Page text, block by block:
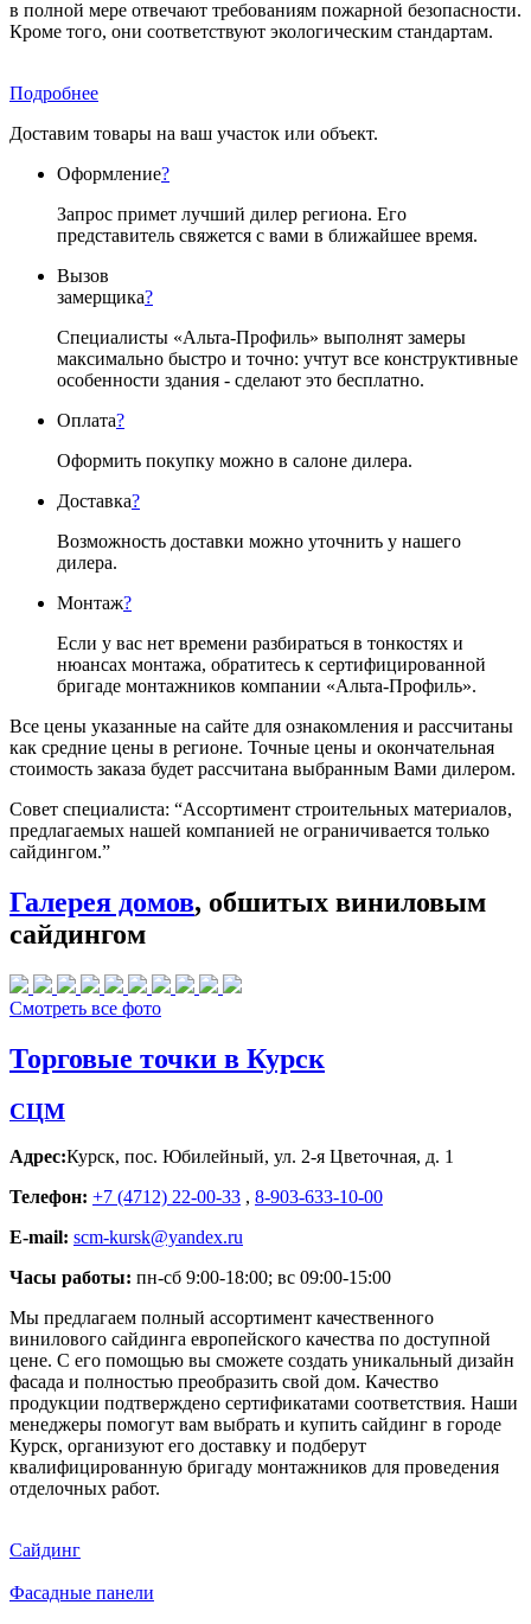
в полной мере отвечают требованиям пожарной безопасности.
Кроме того, они соответствуют экологическим стандартам.
Подробнее
Доставим товары на ваш участок или объект.
Оформление?
Запрос примет лучший дилер региона. Его
представитель свяжется с вами в ближайшее время.
Вызов
замерщика?
Специалисты «Альта-Профиль» выполнят замеры
максимально быстро и точно: учтут все конструктивные
особенности здания - сделают это бесплатно.
Оплата?
Оформить покупку можно в салоне дилера.
Доставка?
Возможность доставки можно уточнить у нашего
дилера.
Монтаж?
Если у вас нет времени разбираться в тонкостях и
нюансах монтажа, обратитесь к сертифицированной
бригаде монтажников компании «Альта-Профиль».
Все цены указанные на сайте для ознакомления и рассчитаны
как средние цены в регионе. Точные цены и окончательная
стоимость заказа будет рассчитана выбранным Вами дилером.
Совет специалиста: “Ассортимент строительных материалов,
предлагаемых нашей компанией не ограничивается только
сайдингом.”
Галерея домов, обшитых виниловым
сайдингом
Смотреть все фото
Торговые точки в Курск
СЦМ
Адрес:Курск, пос. Юбилейный, ул. 2-я Цветочная, д. 1
Телефон: +7 (4712) 22-00-33 , 8-903-633-10-00
E-mail: scm-kursk@yandex.ru
Часы работы: пн-сб 9:00-18:00; вс 09:00-15:00
Мы предлагаем полный ассортимент качественного
винилового сайдинга европейского качества по доступной
цене. С его помощью вы сможете создать уникальный дизайн
фасада и полностью преобразить свой дом. Качество
продукции подтверждено сертификатами соответствия. Наши
менеджеры помогут вам выбрать и купить сайдинг в городе
Курск, организуют его доставку и подберут
квалифицированную бригаду монтажников для проведения
отделочных работ.
Сайдинг
Фасадные панели